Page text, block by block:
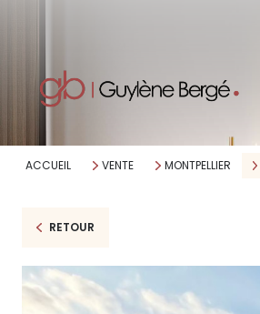
ACCUEIL VENTE MONTPELLIER
RETOUR